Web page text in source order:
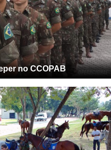
no CCOPAB